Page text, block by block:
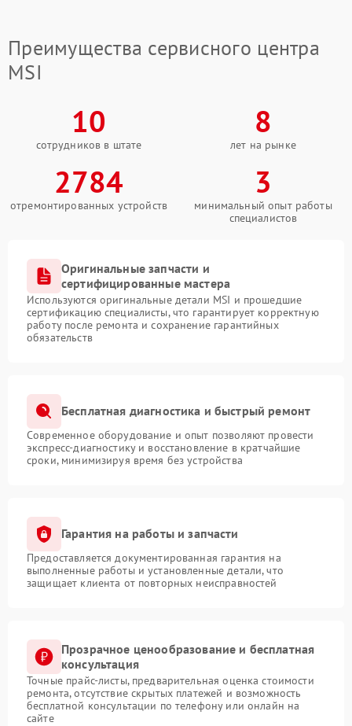
Преимущества сервисного центра
MSI
10
сотрудников в штате
8
лет на рынке
2784
отремонтированных устройств
3
минимальный опыт работы
специалистов
Оригинальные запчасти и
сертифицированные мастера
Используются оригинальные детали MSI и прошедшие
сертификацию специалисты, что гарантирует корректную
работу после ремонта и сохранение гарантийных
обязательств
Бесплатная диагностика и быстрый ремонт
Современное оборудование и опыт позволяют провести
экспресс-диагностику и восстановление в кратчайшие
сроки, минимизируя время без устройства
Гарантия на работы и запчасти
Предоставляется документированная гарантия на
выполненные работы и установленные детали, что
защищает клиента от повторных неисправностей
Прозрачное ценообразование и бесплатная
консультация
Точные прайс-листы, предварительная оценка стоимости
ремонта, отсутствие скрытых платежей и возможность
бесплатной консультации по телефону или онлайн на
сайте